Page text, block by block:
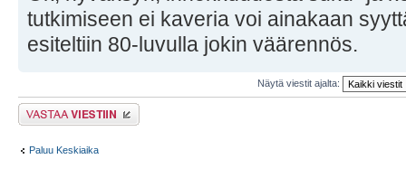
tutkimiseen ei kaveria voi ainakaan
esiteltiin 80-luvulla jokin väärennös.
Näytä viestit ajalta:
Lähetä vastaus
Paluu Keskiaika